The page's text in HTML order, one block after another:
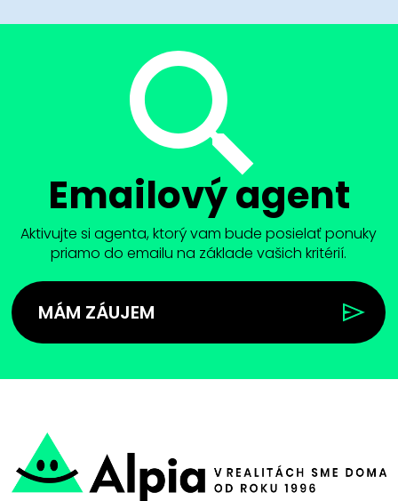
Emailový agent
Aktivujte si agenta, ktorý vam bude posielať ponuky
priamo do emailu na základe vašich kritérií.
MÁM ZÁUJEM